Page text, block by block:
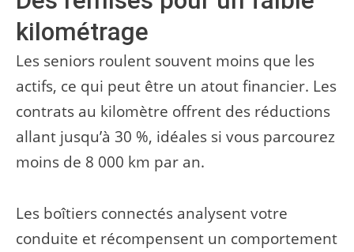
kilométrage
Les seniors roulent souvent moins que les
actifs, ce qui peut être un atout financier. Les
contrats au kilomètre offrent des réductions
allant jusqu’à 30 %, idéales si vous parcourez
moins de 8 000 km par an.
Les boîtiers connectés analysent votre
conduite et récompensent un comportement